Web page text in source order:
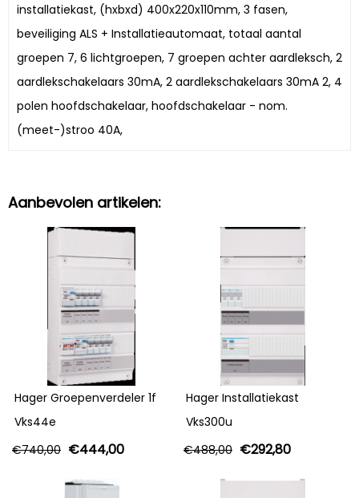
installatiekast, (hxbxd) 400x220x110mm, 3 fasen,
beveiliging ALS + Installatieautomaat, totaal aantal
groepen 7, 6 lichtgroepen, 7 groepen achter aardleksch, 2
aardlekschakelaars 30mA, 2 aardlekschakelaars 30mA 2, 4
polen hoofdschakelaar, hoofdschakelaar - nom.
(meet-)stroo 40A,
Aanbevolen artikelen:
Hager Groepenverdeler 1f
Vks44e
€740,00 €444,00
Hager Installatiekast
Vks300u
€488,00 €292,80